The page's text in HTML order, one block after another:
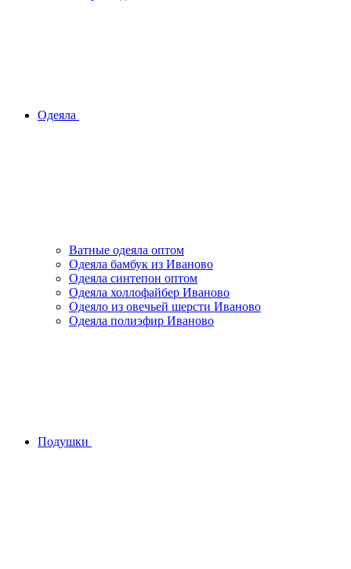
Одеяла
Ватные одеяла оптом
Одеяла бамбук из Иваново
Одеяла синтепон оптом
Одеяла холлофайбер Иваново
Одеяло из овечьей шерсти Иваново
Одеяла полиэфир Иваново
Подушки